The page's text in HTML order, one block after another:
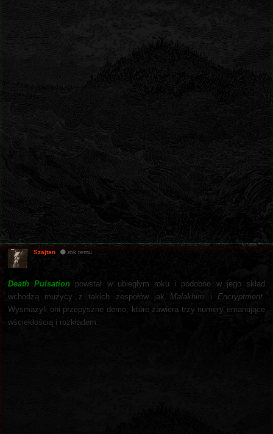
Szajtan rok temu
Death Pulsation powstał w ubiegłym roku i podobno w jego skład
wchodzą muzycy z takich zespołów jakMalakhim i Encryptment.
Wysmażyli oni przepyszne demo, które zawiera trzy numery emanujące
wściekłością i rozkładem.